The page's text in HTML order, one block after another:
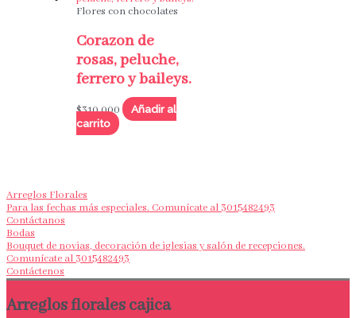
Flores con chocolates
Corazon de
rosas, peluche,
ferrero y baileys.
$310,000
Añadir al
carrito
Arreglos Florales
Para las fechas más especiales. Comunícate al 3015482493
Contáctanos
Bodas
Bouquet de novias, decoración de iglesias y salón de recepciones.
Comunícate al 3015482493
Contáctenos
Arreglos florales cajica